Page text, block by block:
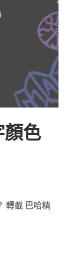
顏色
轉載 巴哈精